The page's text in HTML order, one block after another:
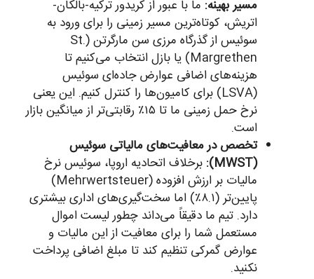
مسیر بهینه: ما با عبور از کریدور ترکیه-بالکان-
اتریش، کوتاه‌ترین مسیر زمینی را برای ورود به
سوئیس از گذرگاه مرزی سن مارگرتن (St.
Margrethen) یا بازل انتخاب می‌کنیم تا
هزینه‌های اضافی عوارض جاده‌ای سوئیس
(LSVA) برای کامیون‌ها را کنترل کنیم. این یعنی
نرخ حمل زمینی ما تا ۱۵٪ رقابتی‌تر از میانگین بازار
است.
تخصص در معافیت‌های مالیاتی سوئیس
(MWST):
برخلاف اتحادیه اروپا، سوئیس نرخ
مالیات بر ارزش افزوده (Mehrwertsteuer)
پایین‌تر (۸.۱٪) اما سخت‌گیری‌های اداری بیشتری
دارد. تیم ما دقیقاً می‌داند چطور لیست اموال
مستعمل شما را برای معافیت از این مالیات و
عوارض گمرکی تنظیم کند تا مبلغ اضافی پرداخت
نکنید.